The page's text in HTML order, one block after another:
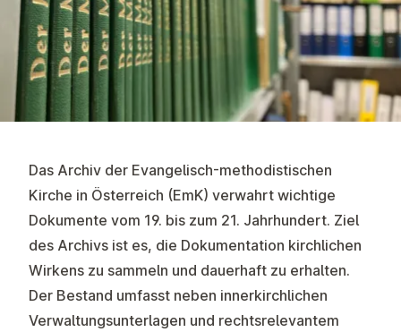
Das Archiv der Evangelisch-methodistischen
Kirche in Österreich (EmK) verwahrt wichtige
Dokumente vom 19. bis zum 21. Jahrhundert. Ziel
des Archivs ist es, die Dokumentation kirchlichen
Wirkens zu sammeln und dauerhaft zu erhalten.
Der Bestand umfasst neben innerkirchlichen
Verwaltungsunterlagen und rechtsrelevantem